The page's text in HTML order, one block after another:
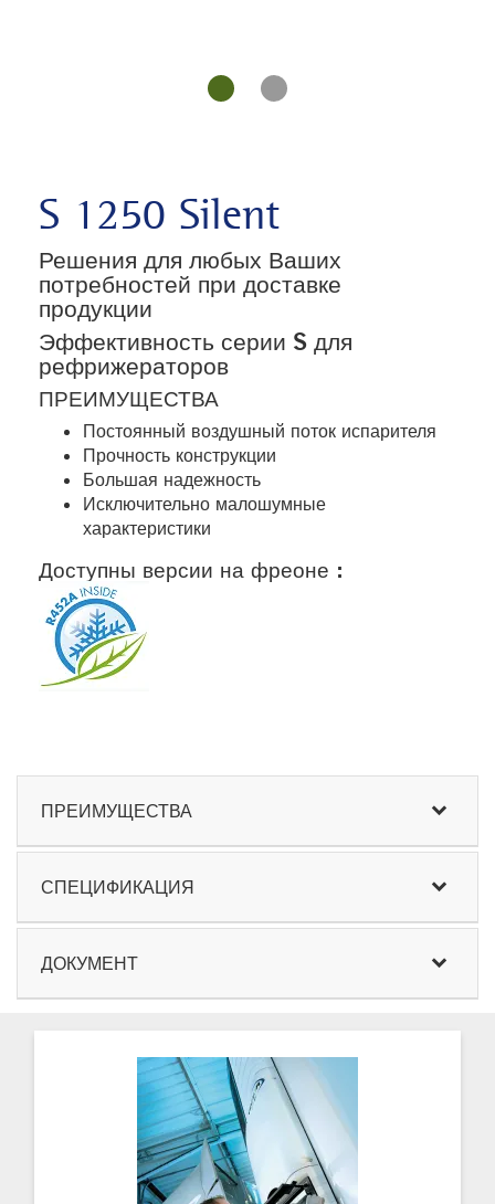
S 1250 Silent
Решения для любых Ваших
потребностей при доставке
продукции
Эффективность серии S для
рефрижераторов
ПРЕИМУЩЕСТВА
Постоянный воздушный поток испарителя
Прочность конструкции
Большая надежность
Исключительно малошумные
характеристики
Доступны версии на фреоне :
ПРЕИМУЩЕСТВА
СПЕЦИФИКАЦИЯ
ДОКУМЕНТ